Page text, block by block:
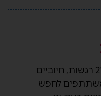
תפזורת שמכילה בתוכה 21 רגשות, חיוביים
לחפש